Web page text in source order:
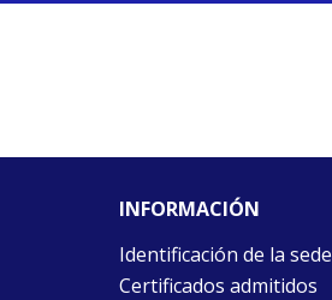
INFORMACIÓN
Identificación de la sede
Certificados admitidos